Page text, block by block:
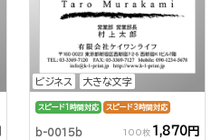
ビジネス 大きな文字
スピード1時間対応 スピード3時間対応
b-0015b 100枚 1,870円